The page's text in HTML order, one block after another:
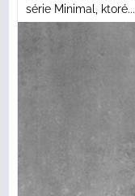
série Minimal, ktoré...